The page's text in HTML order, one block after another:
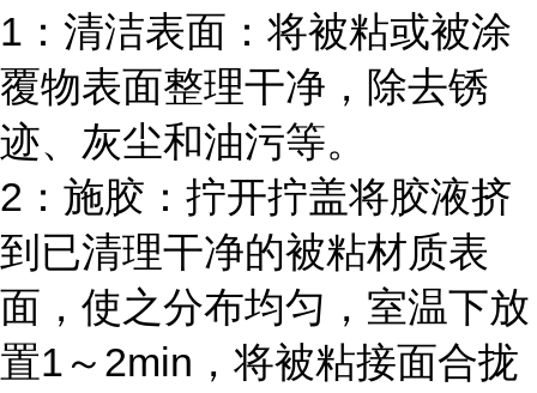
1：清洁表面：将被粘或被涂
覆物表面整理干净，除去锈
迹、灰尘和油污等。
2：施胶：拧开拧盖将胶液挤
到已清理干净的被粘材质表
面，使之分布均匀，室温下放
置1～2min，将被粘接面合拢